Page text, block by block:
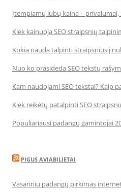
Įtempiamų lubų kaina –
Kiek kainuoja SEO straipsnių
Kokia nauda talpinti straipsnius į
Nuo ko prasideda SEO tekstų
Kam naudojami SEO tekstai? Kaip
Kiek reikėtų patalpinti SEO
Populiariausi padangų gamintojai
PIGUS AVIABILIETAI
Vasarinių padangų pirkimas